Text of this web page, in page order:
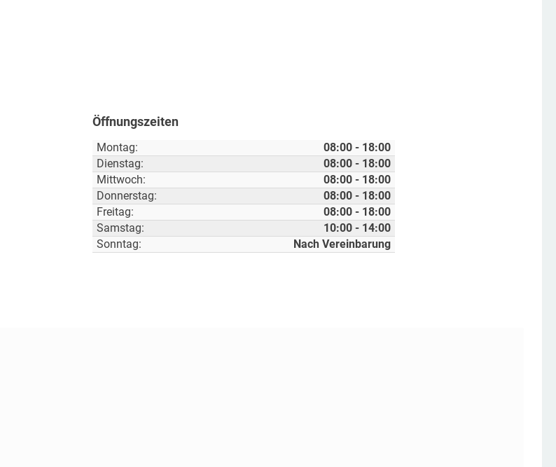
Öffnungszeiten
Montag:
08:00 - 18:00
Dienstag:
08:00 - 18:00
Mittwoch:
08:00 - 18:00
Donnerstag:
08:00 - 18:00
Freitag:
08:00 - 18:00
Samstag:
10:00 - 14:00
Sonntag:
Nach Vereinbarung